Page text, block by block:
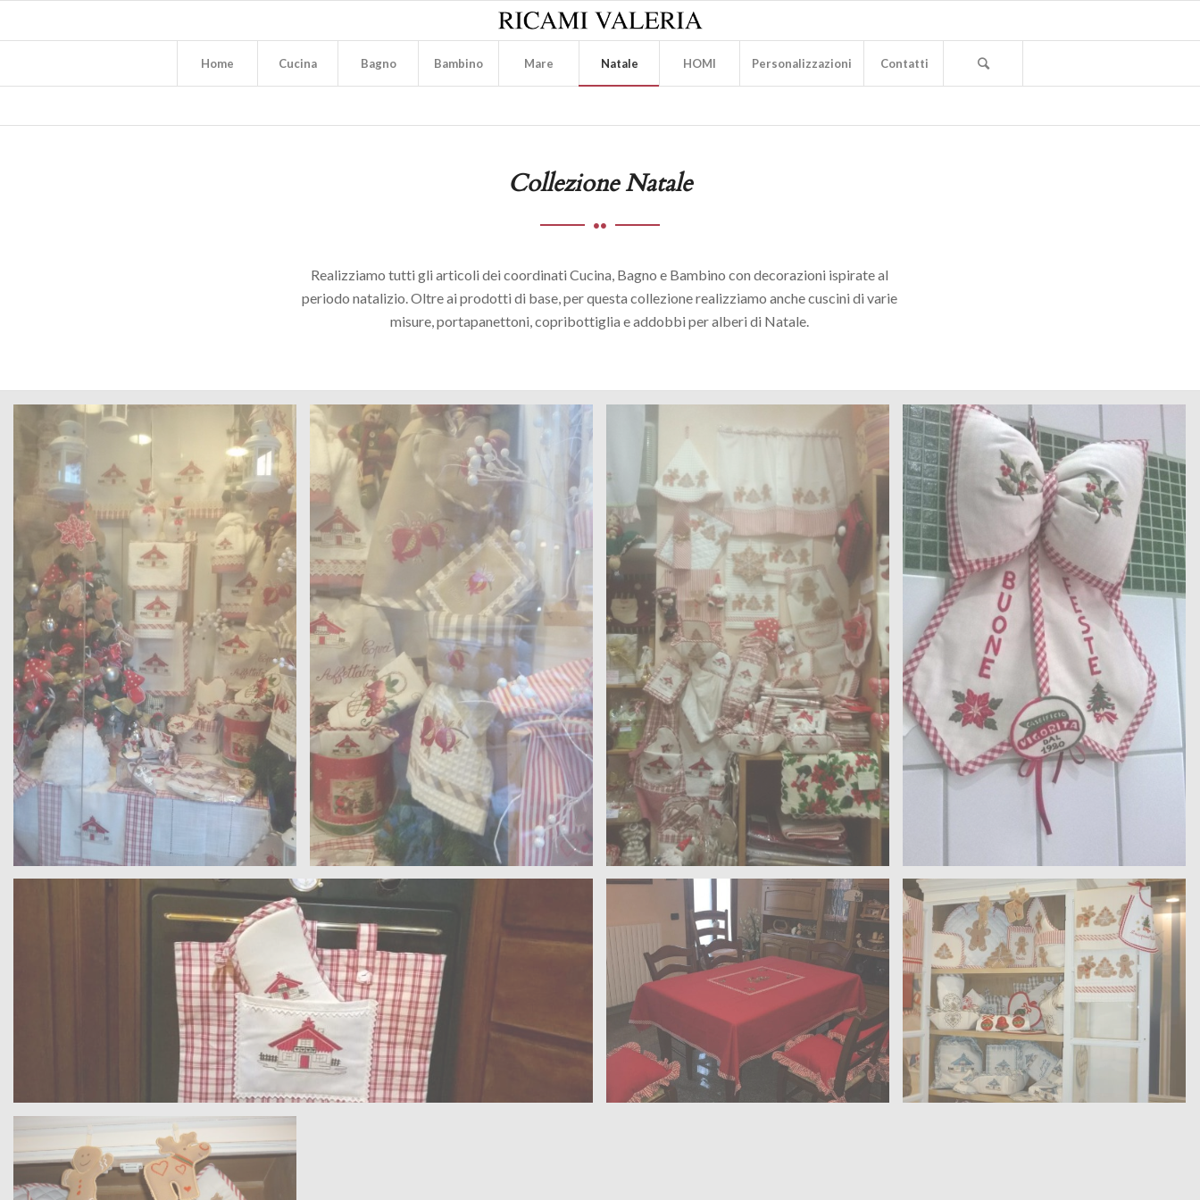
Home Cucina Bagno Bambino Mare Natale HOMI Personalizzazioni Contatti
Collezione Natale
Realizziamo tutti gli articoli dei coordinati Cucina, Bagno e Bambino con decorazioni ispirate al
periodo natalizio. Oltre ai prodotti di base, per questa collezione realizziamo anche cuscini di varie
misure, portapanettoni, copribottiglia e addobbi per alberi di Natale.